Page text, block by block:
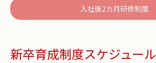
入社後2カ月研修制度
新卒育成制度スケジュール